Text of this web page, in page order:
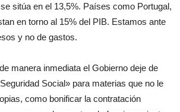
sitúa en el 13,5%. Países como Portugal,
en torno al 15% del PIB. Estamos ante
y no de gastos.
manera inmediata el Gobierno deje de
Social» para materias que no le
como bonificar la contratación